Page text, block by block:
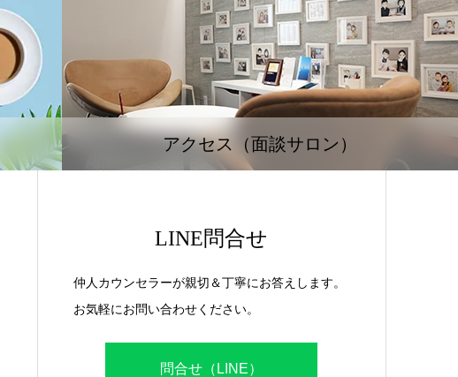
アクセス（面談サロン）
LINE問合せ
仲人カウンセラーが親切＆丁寧にお答えします。
お気軽にお問い合わせください。
問合せ（LINE）